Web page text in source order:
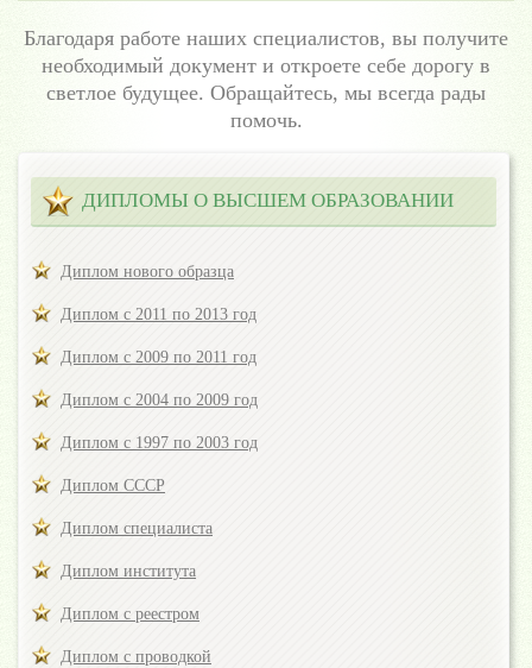
Благодаря работе наших специалистов, вы получите
необходимый документ и откроете себе дорогу в
светлое будущее. Обращайтесь, мы всегда рады
помочь.
ДИПЛОМЫ О ВЫСШЕМ ОБРАЗОВАНИИ
Диплом нового образца
Диплом с 2011 по 2013 год
Диплом с 2009 по 2011 год
Диплом с 2004 по 2009 год
Диплом с 1997 по 2003 год
Диплом СССР
Диплом специалиста
Диплом института
Диплом с реестром
Диплом с проводкой